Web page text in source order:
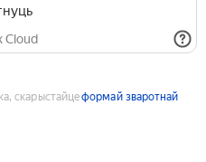
Cloud
скарыстайцеформай зваротнай